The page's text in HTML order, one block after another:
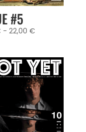
#5
- 22,00€
da
7,00 €
a
22,00 €